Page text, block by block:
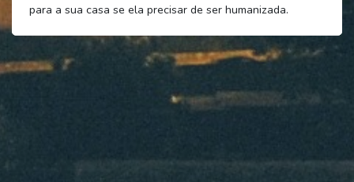
para a sua casa se ela precisar de ser humanizada.